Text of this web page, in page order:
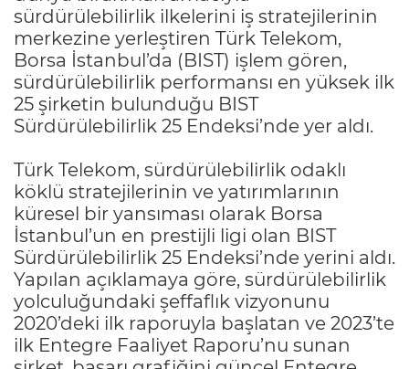
sürdürülebilirlik ilkelerini iş stratejilerinin
merkezine yerleştiren Türk Telekom,
Borsa İstanbul’da (BIST) işlem gören,
sürdürülebilirlik performansı en yüksek ilk
25 şirketin bulunduğu BIST
Sürdürülebilirlik 25 Endeksi’nde yer aldı.
Türk Telekom, sürdürülebilirlik odaklı
köklü stratejilerinin ve yatırımlarının
küresel bir yansıması olarak Borsa
İstanbul’un en prestijli ligi olan BIST
Sürdürülebilirlik 25 Endeksi’nde yerini aldı.
Yapılan açıklamaya göre, sürdürülebilirlik
yolculuğundaki şeffaflık vizyonunu
2020’deki ilk raporuyla başlatan ve 2023’te
ilk Entegre Faaliyet Raporu’nu sunan